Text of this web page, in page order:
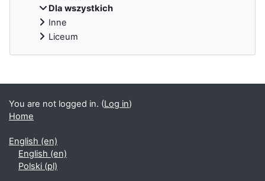
Dla wszystkich
Inne
Liceum
Supplementary blocks
You are not logged in. (Log in)
Home
English ‎(en)‎
English ‎(en)‎
Polski ‎(pl)‎